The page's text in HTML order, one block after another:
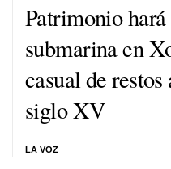
Patrimonio
submarina en
casual de
siglo XV
LA VOZ